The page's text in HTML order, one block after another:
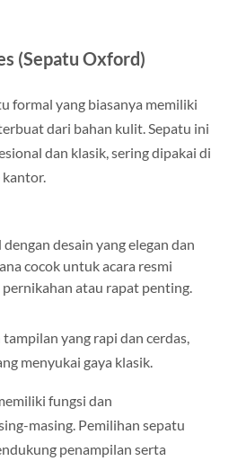
(Sepatu Oxford)
formal yang biasanya memiliki
dari bahan kulit. Sepatu ini
dan klasik, sering dipakai di
desain yang elegan dan
cocok untuk acara resmi
atau rapat penting.
yang rapi dan cerdas,
menyukai gaya klasik.
fungsi dan
masing. Pemilihan sepatu
penampilan serta